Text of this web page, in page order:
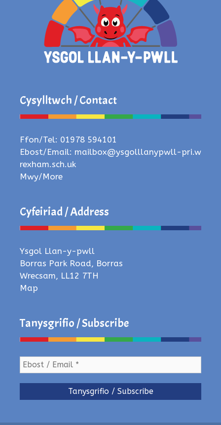
Cysylltwch / Contact
Ffon/Tel: 01978 594101
Ebost/Email: mailbox@ysgolllanypwll-pri.w
rexham.sch.uk
Mwy/More
Cyfeiriad / Address
Ysgol Llan-y-pwll
Borras Park Road, Borras
Wrecsam, LL12 7TH
Map
Tanysgrifio / Subscribe